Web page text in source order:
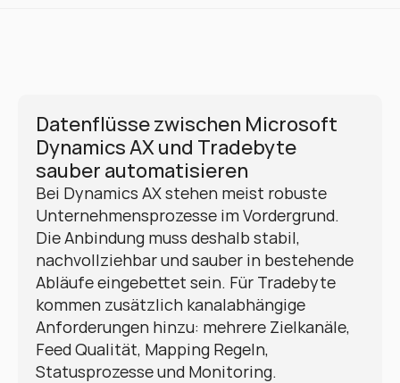
Datenflüsse zwischen Microsoft
Dynamics AX und Tradebyte
sauber automatisieren
Bei Dynamics AX stehen meist robuste
Unternehmensprozesse im Vordergrund.
Die Anbindung muss deshalb stabil,
nachvollziehbar und sauber in bestehende
Abläufe eingebettet sein. Für Tradebyte
kommen zusätzlich kanalabhängige
Anforderungen hinzu: mehrere Zielkanäle,
Feed Qualität, Mapping Regeln,
Statusprozesse und Monitoring.